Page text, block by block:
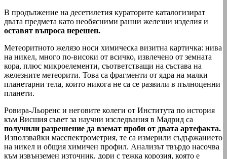
В продължение на десетилетия кураторите каталогизират
двата предмета като необясними ранни железни изделия и
оставят въпроса нерешен.
Метеоритното желязо носи химическа визитна картичка: нива
на никел, много по-високи от всичко, извлечено от земната
кора, плюс микроелементи, съответстващи на състава на
железните метеорити. Това са фрагменти от ядра на малки
планетарни тела, които никога не са се развили в пълноценни
планети.
Ровира-Льоренс и неговите колеги от Института по история
към Висшия съвет за научни изследвания в Мадрид са
получили разрешение да вземат проби от двата артефакта.
Използвайки масспектрометрия, те са измерили съдържанието
на никел и общия химичен профил. Анализът твърдо насочва
към извънземен източник, дори с тежка корозия, която е